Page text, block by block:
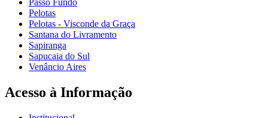
Passo Fundo
Pelotas
Pelotas - Visconde da Graça
Santana do Livramento
Sapiranga
Sapucaia do Sul
Venâncio Aires
Acesso à Informação